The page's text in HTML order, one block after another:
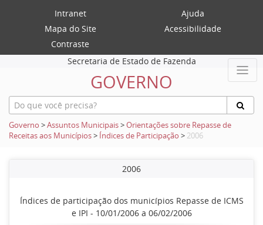
Intranet
Ajuda
Mapa do Site
Acessibilidade
Contraste
Secretaria de Estado de Fazenda
GOVERNO
Governo >Assuntos Municipais>Orientações sobre Repasse de
Receitas aos Municípios> Índices de Participação > 2006
2006
Índices de participação dos municípios Repasse de ICMS
e IPI - 10/01/2006 a 06/02/2006